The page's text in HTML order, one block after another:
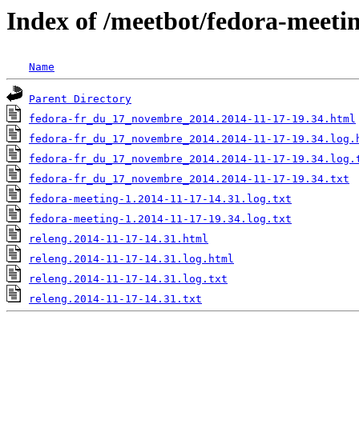
Index of /meetbot/fedora-
Name
Parent Directory
fedora-fr_du_17_novembre_2014.2014-11-17-19.34.html
fedora-fr_du_17_novembre_2014.2014-11-17-
fedora-fr_du_17_novembre_2014.2014-11-17-
fedora-fr_du_17_novembre_2014.2014-11-17-19.34.txt
fedora-meeting-1.2014-11-17-14.31.log.txt
fedora-meeting-1.2014-11-17-19.34.log.txt
releng.2014-11-17-14.31.html
releng.2014-11-17-14.31.log.html
releng.2014-11-17-14.31.log.txt
releng.2014-11-17-14.31.txt